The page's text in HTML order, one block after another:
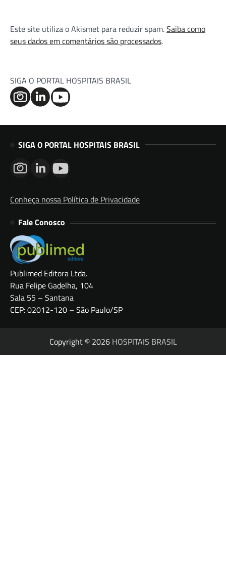
Este site utiliza o Akismet para reduzir spam.Saiba como
seus dados em comentários são processados.
SIGA O PORTAL HOSPITAIS BRASIL
SIGA O PORTAL HOSPITAIS BRASIL
Conheça nossa Política de Privacidade
Fale Conosco
Publimed Editora Ltda.
Rua Felipe Gadelha, 104
Sala 55 – Santana
CEP: 02012-120 – São Paulo/SP
Copyright © 2026 HOSPITAIS BRASIL